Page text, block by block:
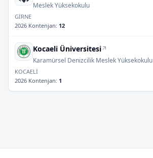
Meslek Yüksekokulu
GİRNE
2026 Kontenjan: 12
Kocaeli Üniversitesi
Karamürsel Denizcilik Meslek Yüksekokulu
KOCAELİ
2026 Kontenjan: 1